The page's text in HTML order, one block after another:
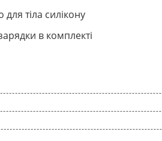
тіла силікону
в комплекті